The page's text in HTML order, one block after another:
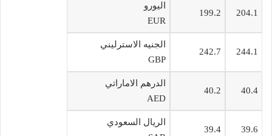
204.1
199.2
اليورو
EUR
244.1
242.7
الجنيه الاسترليني
GBP
40.4
40.2
الدرهم الاماراتي
AED
39.6
39.4
الريال السعودي